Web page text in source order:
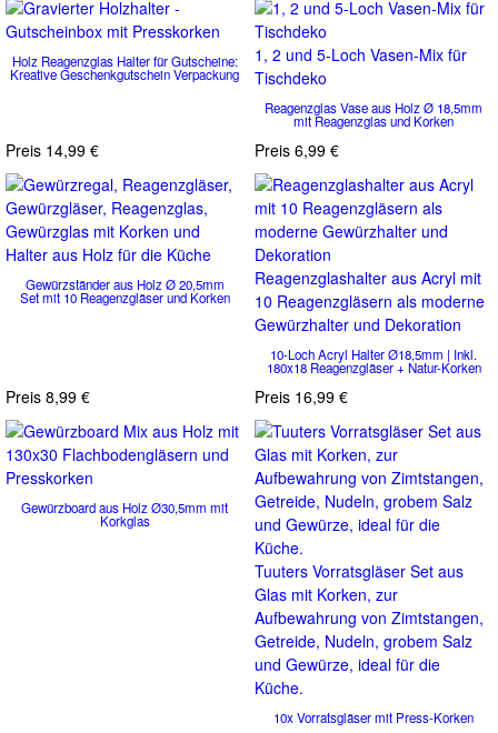
Holz Reagenzglas Halter für Gutscheine:
Kreative Geschenkgutschein Verpackung
Preis 14,99 €
1, 2 und 5-Loch Vasen-Mix für
Tischdeko
Reagenzglas Vase aus Holz Ø 18,5mm
mit Reagenzglas und Korken
Preis 6,99 €
Gewürzständer aus Holz Ø 20,5mm
Set mit 10 Reagenzgläser und Korken
Preis 8,99 €
Reagenzglashalter aus Acryl mit
10 Reagenzgläsern als moderne
Gewürzhalter und Dekoration
10-Loch Acryl Halter Ø18,5mm | Inkl.
180x18 Reagenzgläser + Natur-Korken
Preis 16,99 €
Gewürzboard aus Holz Ø30,5mm mit
Korkglas
Tuuters Vorratsgläser Set aus
Glas mit Korken, zur
Aufbewahrung von Zimtstangen,
Getreide, Nudeln, grobem Salz
und Gewürze, ideal für die
Küche.
10x Vorratsgläser mit Press-Korken